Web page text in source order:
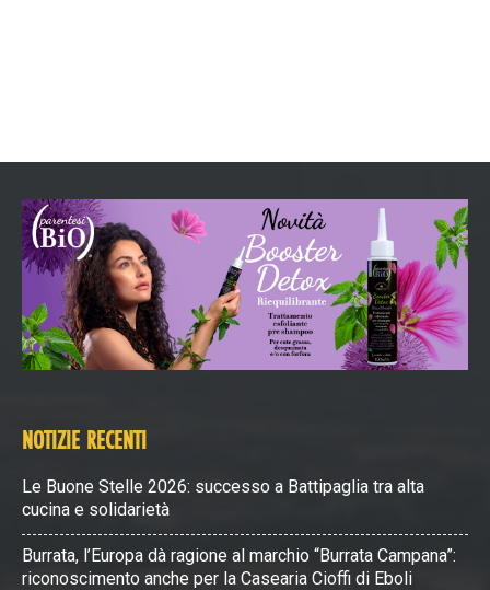
NOTIZIE RECENTI
Le Buone Stelle 2026: successo a Battipaglia tra alta
cucina e solidarietà
Burrata, l’Europa dà ragione al marchio “Burrata Campana”:
riconoscimento anche per la Casearia Cioffi di Eboli